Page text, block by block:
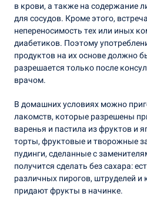
в крови, а также на содержание
для сосудов. Кроме этого,
непереносимость тех или иных
диабетиков. Поэтому
продуктов на их основе должно
разрешается только после
врачом.
В домашних условиях можно
лакомств, которые разрешены
варенья и пастила из фруктов и
торты, фруктовые и творожные
пудинги, сделанные с
получится сделать без сахара:
различных пирогов, штруделей и
придают фрукты в начинке.